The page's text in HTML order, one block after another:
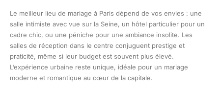
Le meilleur lieu de mariage à Paris dépend de vos envies : une
salle intimiste avec vue sur la Seine, un hôtel particulier pour un
cadre chic, ou une péniche pour une ambiance insolite. Les
salles de réception dans le centre conjuguent prestige et
praticité, même si leur budget est souvent plus élevé.
L’expérience urbaine reste unique, idéale pour un mariage
moderne et romantique au cœur de la capitale.